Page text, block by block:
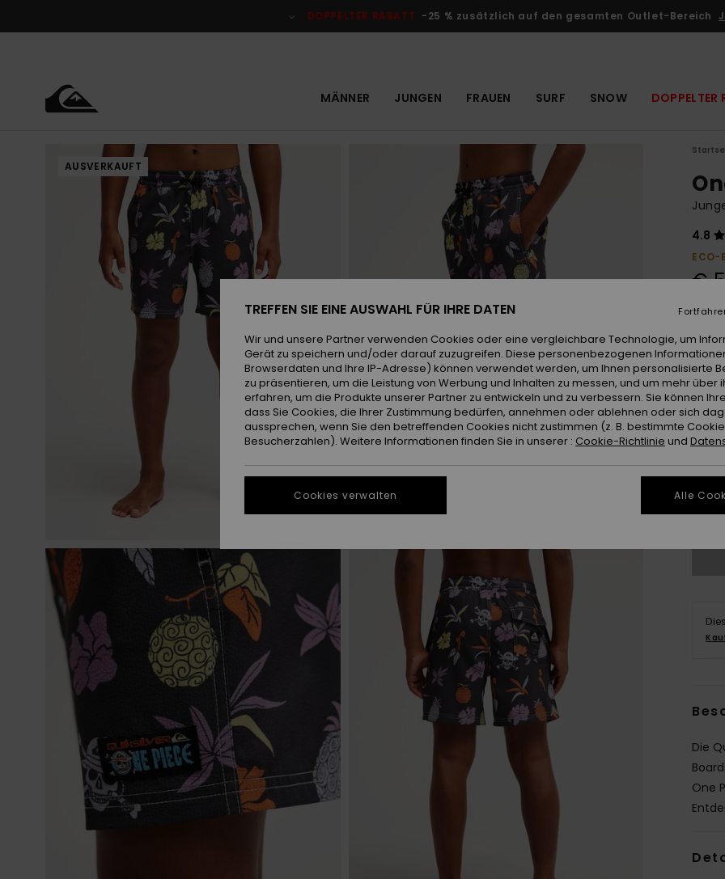
DOPPELTER RABATT -25 % zusätzlich auf den gesamten Outlet-Bereich
MÄNNER JUNGEN FRAUEN SURF SNOW DOPPELTER
AUSVERKAUFT
4.8
ECO-
€
8
Die
One
TREFFEN SIE EINE AUSWAHL FÜR IHRE DATEN
Wir und unsere Partner verwenden Cookies oder eine vergleichbare Technologie, um
Gerät zu speichern und/oder darauf zuzugreifen. Diese personenbezogenen
Browserdaten und Ihre IP-Adresse) können verwendet werden, um Ihnen personalisierte
zu präsentieren, um die Leistung von Werbung und Inhalten zu messen, und um mehr über
erfahren, um die Produkte unserer Partner zu entwickeln und zu verbessern. Sie können
dass Sie Cookies, die Ihrer Zustimmung bedürfen, annehmen oder ablehnen oder sich
aussprechen, wenn Sie den betreffenden Cookies nicht zustimmen (z. B. bestimmte
Besucherzahlen). Weitere Informationen finden Sie in unserer : Cookie-Richtlinie und
Cookies verwalten Alle